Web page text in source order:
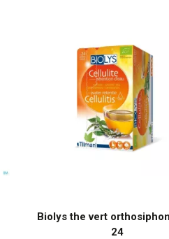
Biolys the vert
24